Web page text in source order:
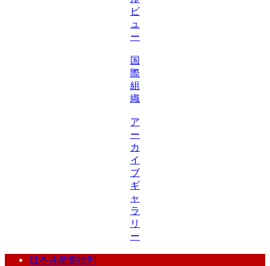
ビ
ュ
ー
国
際
組
織
ア
ー
カ
イ
ブ
ギ
ャ
ラ
リ
ー
日本共産党批判